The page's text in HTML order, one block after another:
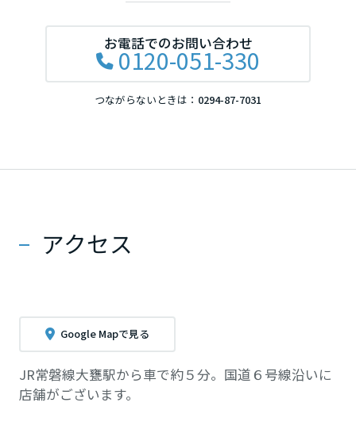
お電話でのお問い合わせ
0120-051-330
つながらないときは： 0294-87-7031
アクセス
Google Mapで見る
JR常磐線大甕駅から車で約５分。国道６号線沿いに
店舗がございます。